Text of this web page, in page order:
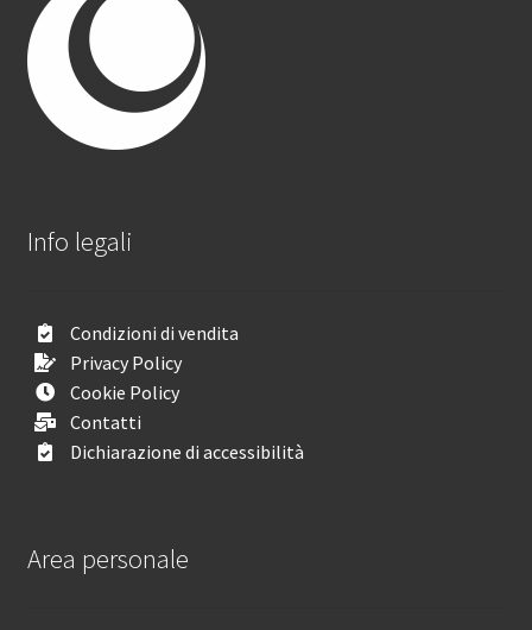
Info legali
Condizioni di vendita
Privacy Policy
Cookie Policy
Contatti
Dichiarazione di accessibilità
Area personale